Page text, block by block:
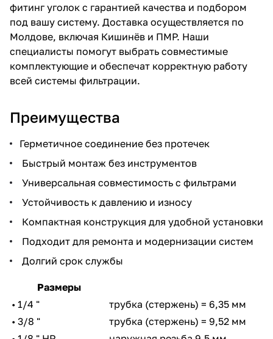
фитинг уголок с гарантией качества и подбором
под вашу систему. Доставка осуществляется по
Молдове, включая Кишинёв и ПМР. Наши
специалисты помогут выбрать совместимые
комплектующие и обеспечат корректную работу
всей системы фильтрации.
Преимущества
Герметичное соединение без протечек
Быстрый монтаж без инструментов
Универсальная совместимость с фильтрами
Устойчивость к давлению и износу
Компактная конструкция для удобной установки
Подходит для ремонта и модернизации систем
Долгий срок службы
Размеры
• 1/4 "
трубка (стержень) = 6,35 мм
• 3/8 "
трубка (стержень) = 9,52 мм